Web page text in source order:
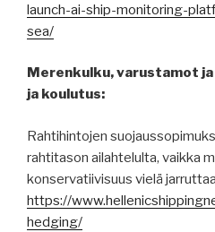
launch-ai-ship-monitoring-
sea/
Merenkulku, varustamot
ja koulutus:
Rahtihintojen
rahtitason ailahtelulta, vaikka
konservatiivisuus vielä
https://
hedging/